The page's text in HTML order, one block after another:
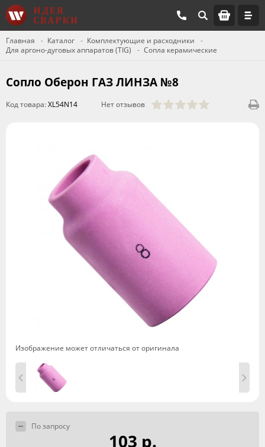
Главная Каталог
Комплектующие и расходники
Для аргоно-дуговых аппаратов (TIG)
Сопла керамические
Сопло Оберон ГАЗ ЛИНЗА №8
Код товара:XL54N14 Нет отзывов
Изображение может отличаться от оригинала
По запросу
103 р.